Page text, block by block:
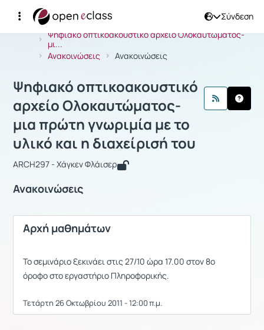
Σύνδεση
Αρχική Σελίδα
Ψηφιακό οπτικοακουστικό αρχείο Ολοκαυτώματος-
μι...
Ανακοινώσεις
Ανακοινώσεις
Μάθημα : Ψηφιακό οπτικοακουστικό
Ψηφιακό οπτικοακουστικό
αρχείο Ολοκαυτώματος-
μια πρώτη γνωριμία με το
υλικό και η διαχείρισή του
ARCH297 - Χάγκεν Φλάισερ
Ανακοινώσεις
Αρχή μαθημάτων
Το σεμινάριο ξεκινάει στις 27/10 ώρα 17.00 στον 8ο
όροφο στο εργαστήριο Πληροφορικής.
Τετάρτη 26 Οκτωβρίου 2011 - 12:00 π.μ.